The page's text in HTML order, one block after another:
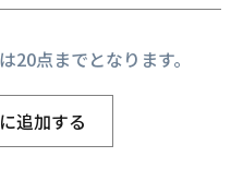
20点までとなります。
追加する